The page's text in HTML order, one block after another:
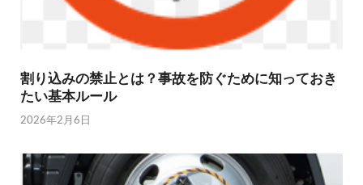
割り込みの禁止とは？事故を防ぐために知っておき
たい基本ルール
2026年2月6日